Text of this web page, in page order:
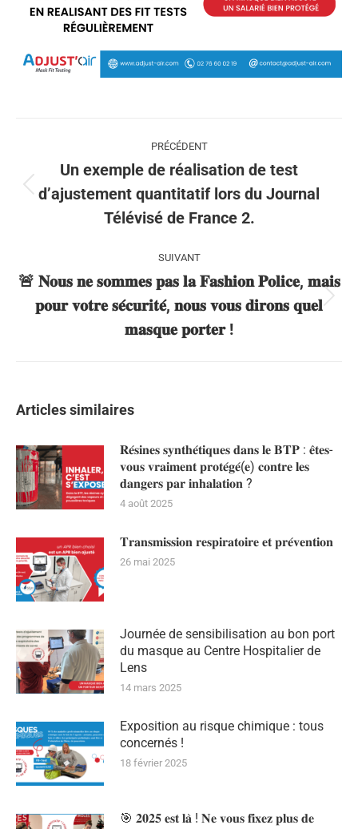
PRÉCÉDENT
Article
:
Un exemple de réalisation de test
d’ajustement quantitatif lors du Journal
Télévisé de France 2.
SUIVANT
Article
:
🚨 𝐍𝐨𝐮𝐬 𝐧𝐞 𝐬𝐨𝐦𝐦𝐞𝐬 𝐩𝐚𝐬 𝐥𝐚 𝐅𝐚𝐬𝐡𝐢𝐨𝐧 𝐏𝐨𝐥𝐢𝐜𝐞, 𝐦𝐚𝐢𝐬
𝐩𝐨𝐮𝐫 𝐯𝐨𝐭𝐫𝐞 𝐬𝐞́𝐜𝐮𝐫𝐢𝐭𝐞́, 𝐧𝐨𝐮𝐬 𝐯𝐨𝐮𝐬 𝐝𝐢𝐫𝐨𝐧𝐬 𝐪𝐮𝐞𝐥
𝐦𝐚𝐬𝐪𝐮𝐞 𝐩𝐨𝐫𝐭𝐞𝐫 !
Articles similaires
𝐑𝐞́𝐬𝐢𝐧𝐞𝐬 𝐬𝐲𝐧𝐭𝐡𝐞́𝐭𝐢𝐪𝐮𝐞𝐬 𝐝𝐚𝐧𝐬 𝐥𝐞 𝐁𝐓𝐏 : 𝐞̂𝐭𝐞𝐬-
𝐯𝐨𝐮𝐬 𝐯𝐫𝐚𝐢𝐦𝐞𝐧𝐭 𝐩𝐫𝐨𝐭𝐞́𝐠𝐞́(𝐞) 𝐜𝐨𝐧𝐭𝐫𝐞 𝐥𝐞𝐬
𝐝𝐚𝐧𝐠𝐞𝐫𝐬 𝐩𝐚𝐫 𝐢𝐧𝐡𝐚𝐥𝐚𝐭𝐢𝐨𝐧 ?
4 août 2025
𝐓𝐫𝐚𝐧𝐬𝐦𝐢𝐬𝐬𝐢𝐨𝐧 𝐫𝐞𝐬𝐩𝐢𝐫𝐚𝐭𝐨𝐢𝐫𝐞 𝐞𝐭 𝐩𝐫𝐞́𝐯𝐞𝐧𝐭𝐢𝐨𝐧
26 mai 2025
Journée de sensibilisation au bon port
du masque au Centre Hospitalier de
Lens
14 mars 2025
Exposition au risque chimique : tous
concernés !
18 février 2025
🎯 𝟐𝟎𝟐𝟓 𝐞𝐬𝐭 𝐥𝐚̀ ! 𝐍𝐞 𝐯𝐨𝐮𝐬 𝐟𝐢𝐱𝐞𝐳 𝐩𝐥𝐮𝐬 𝐝𝐞